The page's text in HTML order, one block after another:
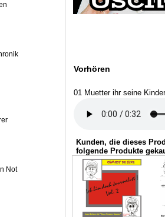
Not
Vorhören
01 Muetter ihr seine Kinder
Kunden, die dieses
folgende Produkte